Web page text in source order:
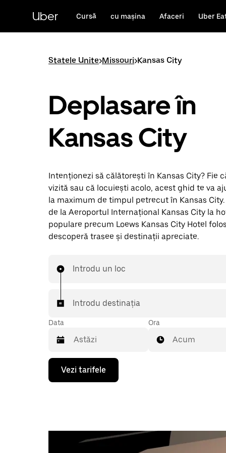
conținutul
principal
Uber Cursă cu mașina Afaceri Uber
Statele Unite>Missouri>Kansas City
Deplasare în
Kansas City
Intenționezi să călătorești în Kansas City? Fie
vizită sau că locuiești acolo, acest ghid te va
la maximum de timpul petrecut în Kansas
de la Aeroportul Internațional Kansas City la
populare precum Loews Kansas City Hotel
descoperă trasee și destinații apreciate.
Introdu un loc
Introdu destinația
Data
Pentru
deschide
Ora
Acum
Vezi tarifele